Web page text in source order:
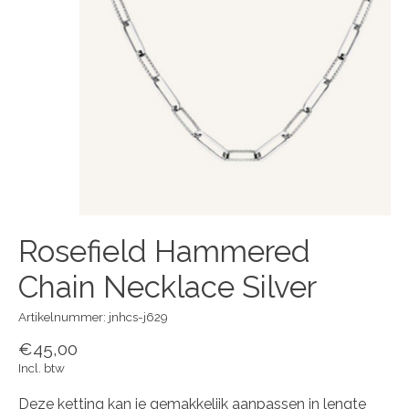
Rosefield Hammered
Chain Necklace Silver
Artikelnummer: jnhcs-j629
€45,00
Incl. btw
Deze ketting kan je gemakkelijk aanpassen in lengte